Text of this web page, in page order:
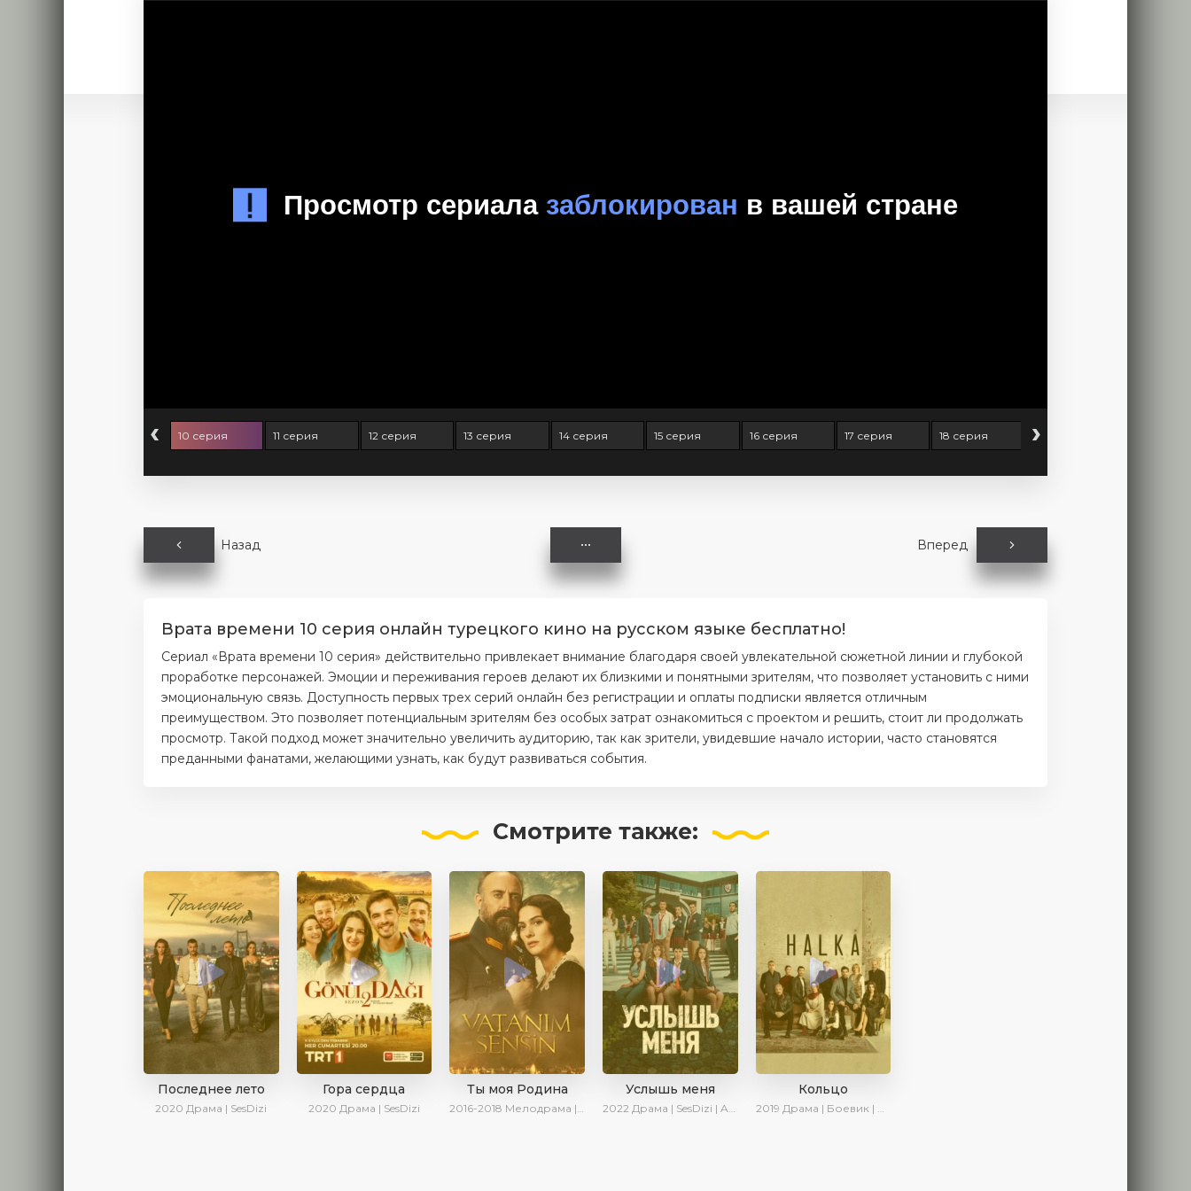
‹ 10 серия 11 серия 12 серия 13 серия 14 серия 15 серия 16 серия 17 серия 18 серия 19 серия
›
Назад Вперед
Врата времени 10 серия онлайн турецкого кино на русском языке бесплатно!
Сериал «Врата времени 10 серия» действительно привлекает внимание благодаря своей увлекательной сюжетной линии и глубокой
проработке персонажей. Эмоции и переживания героев делают их близкими и понятными зрителям, что позволяет установить с ними
эмоциональную связь. Доступность первых трех серий онлайн без регистрации и оплаты подписки является отличным
преимуществом. Это позволяет потенциальным зрителям без особых затрат ознакомиться с проектом и решить, стоит ли продолжать
просмотр. Такой подход может значительно увеличить аудиторию, так как зрители, увидевшие начало истории, часто становятся
преданными фанатами, желающими узнать, как будут развиваться события.
Смотрите также:
Последнее лето
2020 Драма | SesDizi
Гора сердца
2020 Драма | SesDizi
Ты моя Родина
2016-2018 Мелодрама | Исторический | Военный | Turok1990
Услышь меня
2022 Драма | SesDizi | AveTurk | Turok1990
Кольцо
2019 Драма | Боевик | Криминал